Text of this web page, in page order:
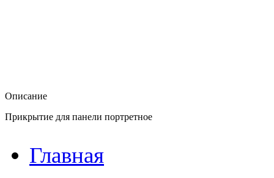
Описание
Прикрытие для панели портретное
Главная